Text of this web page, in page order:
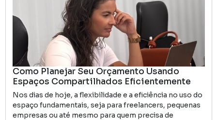
Como Planejar Seu Orçamento Usando
Espaços Compartilhados Eficientemente
Nos dias de hoje, a flexibilidade e a eficiência no uso do
espaço fundamentais, seja para freelancers, pequenas
empresas ou até mesmo para quem precisa de